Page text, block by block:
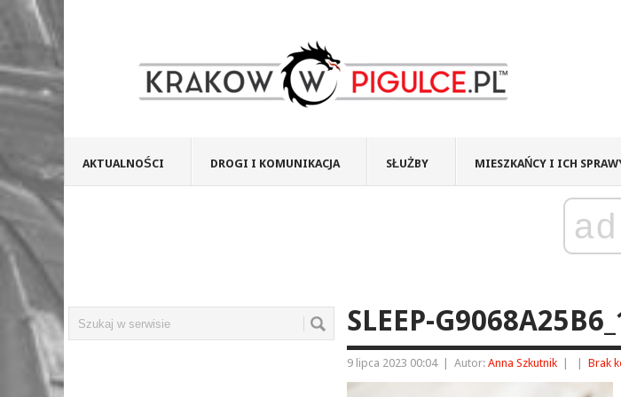
AKTUALNOŚCI DROGI I KOMUNIKACJA SŁUŻBY MIESZKAŃCY I ICH
ad
SLEEP-
9 lipca 2023 00:04 Autor: Anna Szkutnik Brak